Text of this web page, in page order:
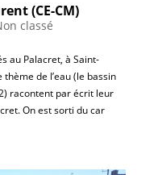
(CE-CM)
classé
au Palacret, à Saint-
de l’eau (le bassin
racontent par écrit leur
On est sorti du car